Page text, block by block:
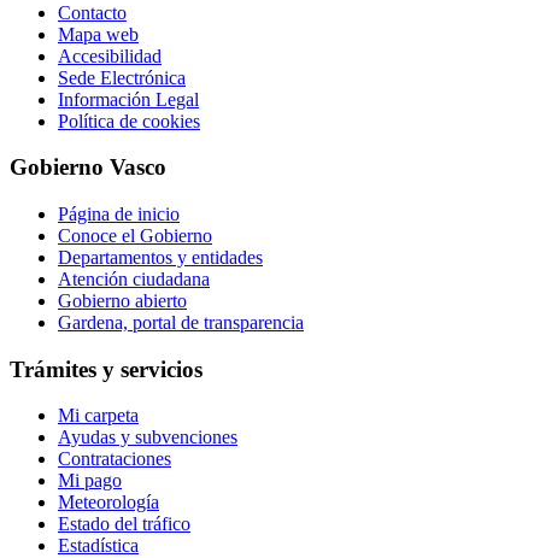
Contacto
Mapa web
Accesibilidad
Sede Electrónica
Información Legal
Política de cookies
Gobierno Vasco
Página de inicio
Conoce el Gobierno
Departamentos y entidades
Atención ciudadana
Gobierno abierto
Gardena, portal de transparencia
Trámites y servicios
Mi carpeta
Ayudas y subvenciones
Contrataciones
Mi pago
Meteorología
Estado del tráfico
Estadística